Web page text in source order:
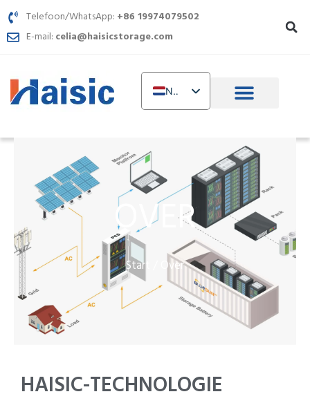
Spring
naar
inhoud
Telefoon/WhatsApp: +86 19974079502
E-mail: celia@haisicstorage.com
NL
EN
IT
AR
UR
OVER
Start / Over
HAISIC-TECHNOLOGIE